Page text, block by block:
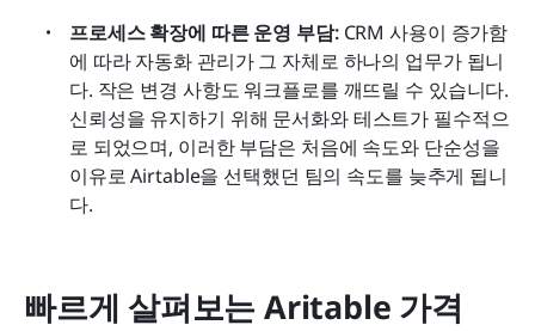
프로세스 확장에 따른 운영 부담: CRM 사용이 증가함
에 따라 자동화 관리가 그 자체로 하나의 업무가 됩니
다. 작은 변경 사항도 워크플로를 깨뜨릴 수 있습니다.
신뢰성을 유지하기 위해 문서화와 테스트가 필수적으
로 되었으며, 이러한 부담은 처음에 속도와 단순성을
이유로 Airtable을 선택했던 팀의 속도를 늦추게 됩니
다.
빠르게 살펴보는 Aritable 가격